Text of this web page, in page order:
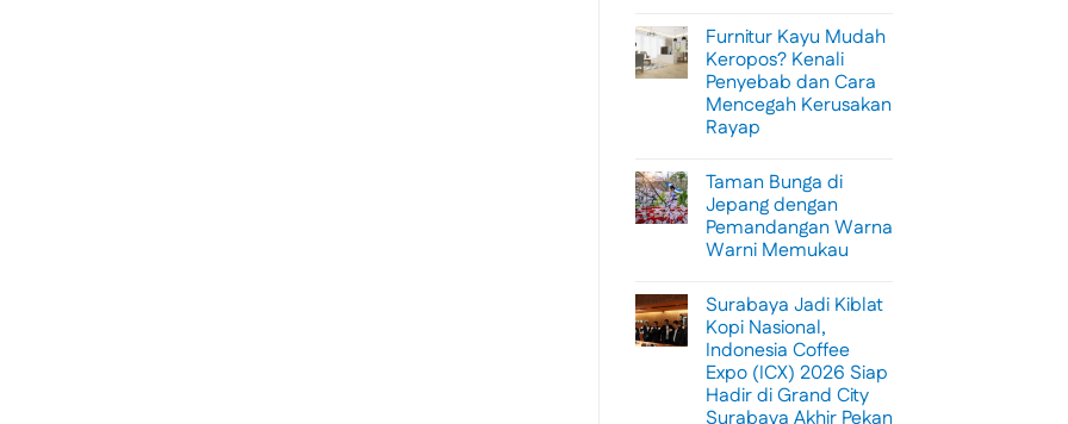
on
Menikmati
Sisi
Petualangan
Bali
Lewat
Rafting
Alam
Ubud
Furnitur Kayu Mudah
Keropos? Kenali
Penyebab dan Cara
Mencegah Kerusakan
Rayap
on
Furnitur
Kayu
Mudah
Keropos?
Kenali
Cara
Mencegah
Kerusakan
Rayap
Taman Bunga di
Jepang dengan
Pemandangan Warna
Warni Memukau
on
Taman
Bunga
di
Jepang
dengan
Pemandangan
Warna
Surabaya Jadi Kiblat
Kopi Nasional,
Indonesia Coffee
Expo (ICX) 2026 Siap
Hadir di Grand City
Surabaya Akhir Pekan